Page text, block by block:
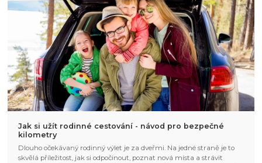
Jak si užít rodinné cestování - návod pro bezpečné
kilometry
Dlouho očekávaný rodinný výlet je za dveřmi. Na jedné straně je to
skvělá příležitost, jak si odpočinout, poznat nová místa a strávit